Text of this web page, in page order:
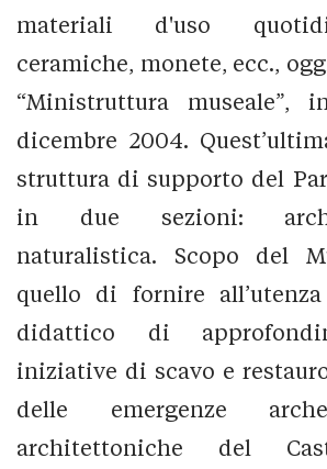
materiali d'uso
ceramiche, monete, ecc.,
“Ministruttura museale”,
dicembre 2004.
struttura di supporto del
in due sezioni:
naturalistica. Scopo del
quello di fornire
didattico di
iniziative di scavo e
delle emergenze
architettoniche del